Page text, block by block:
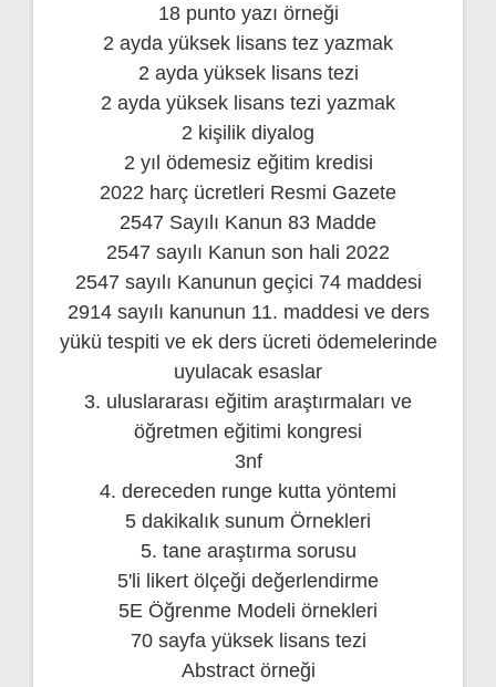
18 punto yazı örneği
2 ayda yüksek lisans tez yazmak
2 ayda yüksek lisans tezi
2 ayda yüksek lisans tezi yazmak
2 kişilik diyalog
2 yıl ödemesiz eğitim kredisi
2022 harç ücretleri Resmi Gazete
2547 Sayılı Kanun 83 Madde
2547 sayılı Kanun son hali 2022
2547 sayılı Kanunun geçici 74 maddesi
2914 sayılı kanunun 11. maddesi ve ders
yükü tespiti ve ek ders ücreti ödemelerinde
uyulacak esaslar
3. uluslararası eğitim araştırmaları ve
öğretmen eğitimi kongresi
3nf
4. dereceden runge kutta yöntemi
5 dakikalık sunum Örnekleri
5. tane araştırma sorusu
5'li likert ölçeği değerlendirme
5E Öğrenme Modeli örnekleri
70 sayfa yüksek lisans tezi
Abstract örneği